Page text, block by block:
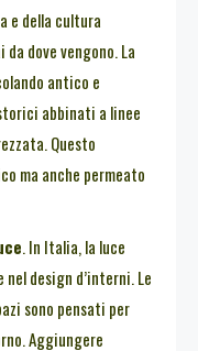
e della cultura
dove vengono. La
antico e
abbinati a linee
Questo
ma anche permeato
. In Italia, la luce
design d’interni. Le
sono pensati per
Aggiungere